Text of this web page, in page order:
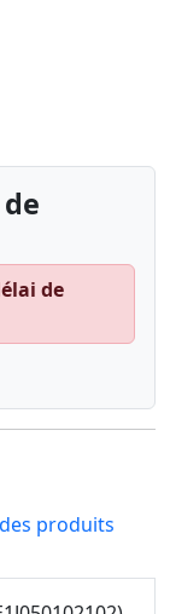
de
produits